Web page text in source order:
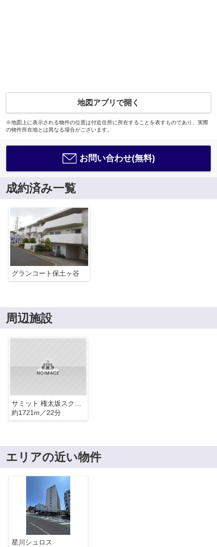
地図アプリで開く
※地図上に表示される物件の位置は付近住所に所在することを表すものであり、実際
の物件所在地とは異なる場合がございます。
お問い合わせ(無料)
成約済み一覧
グランコート保土ヶ谷
周辺施設
約1721m／22分
エリアの近い物件
星川シュロス